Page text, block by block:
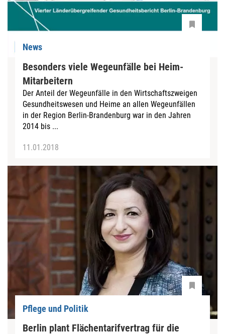
News
Besonders viele Wegeunfälle bei Heim-
Mitarbeitern
Der Anteil der Wegeunfälle in den Wirtschaftszweigen
Gesundheitswesen und Heime an allen Wegeunfällen
in der Region Berlin-Brandenburg war in den Jahren
2014 bis ...
11.01.2018
Pflege und Politik
Berlin plant Flächentarifvertrag für die